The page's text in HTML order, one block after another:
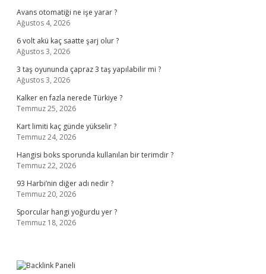
Avans otomatiği ne işe yarar ?
Ağustos 4, 2026
6 volt akü kaç saatte şarj olur ?
Ağustos 3, 2026
3 taş oyununda çapraz 3 taş yapılabilir mi ?
Ağustos 3, 2026
Kalker en fazla nerede Türkiye ?
Temmuz 25, 2026
Kart limiti kaç günde yükselir ?
Temmuz 24, 2026
Hangisi boks sporunda kullanılan bir terimdir ?
Temmuz 22, 2026
93 Harbi’nin diğer adı nedir ?
Temmuz 20, 2026
Sporcular hangi yoğurdu yer ?
Temmuz 18, 2026